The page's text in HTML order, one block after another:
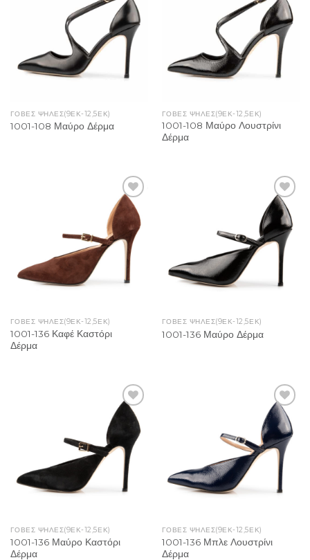
Wishlist
ΓΌΒΕΣ ΨΗΛΈΣ(9ΕΚ-12,5ΕΚ)
1001-108 Μαύρο Δέρμα
Wishlist
ΓΌΒΕΣ ΨΗΛΈΣ(9ΕΚ-12,5ΕΚ)
1001-108 Μαύρο Λουστρίνι
Δέρμα
Add to
Wishlist
ΓΌΒΕΣ ΨΗΛΈΣ(9ΕΚ-12,5ΕΚ)
1001-136 Καφέ Καστόρι
Δέρμα
Add to
Wishlist
ΓΌΒΕΣ ΨΗΛΈΣ(9ΕΚ-12,5ΕΚ)
1001-136 Μαύρο Δέρμα
Add to
Wishlist
ΓΌΒΕΣ ΨΗΛΈΣ(9ΕΚ-12,5ΕΚ)
1001-136 Μαύρο Καστόρι
Δέρμα
Add to
Wishlist
ΓΌΒΕΣ ΨΗΛΈΣ(9ΕΚ-12,5ΕΚ)
1001-136 Μπλε Λουστρίνι
Δέρμα